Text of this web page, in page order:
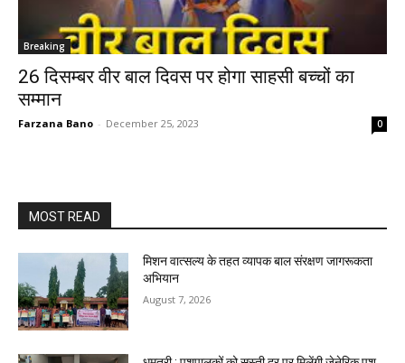
Breaking
26 दिसम्बर वीर बाल दिवस पर होगा साहसी बच्चों का
सम्मान
Farzana Bano - December 25, 2023 0
MOST READ
मिशन वात्सल्य के तहत व्यापक बाल संरक्षण जागरूकता
अभियान
August 7, 2026